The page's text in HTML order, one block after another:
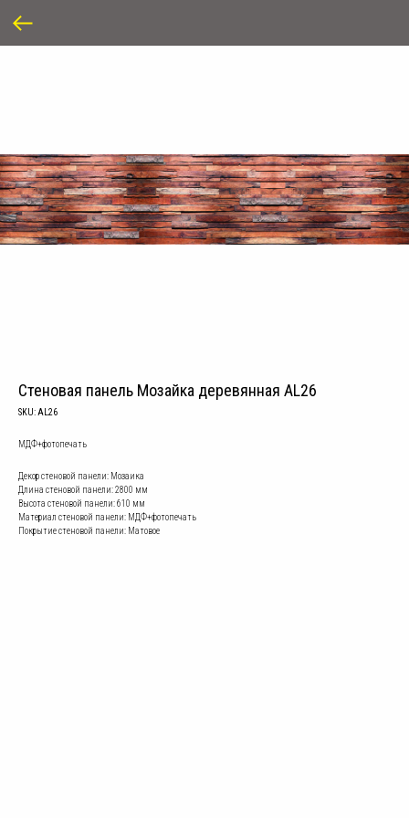
Стеновая панель Мозайка деревянная AL26
SKU: AL26
МДФ+фотопечать
Декор стеновой панели: Мозаика
Длина стеновой панели: 2800 мм
Высота стеновой панели: 610 мм
Материал стеновой панели: МДФ+фотопечать
Покрытие стеновой панели: Матовое